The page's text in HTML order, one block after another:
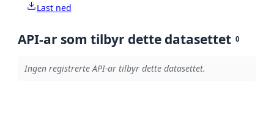
Last ned
API-ar som tilbyr dette datasettet 0
Ingen registrerte API-ar tilbyr dette datasettet.